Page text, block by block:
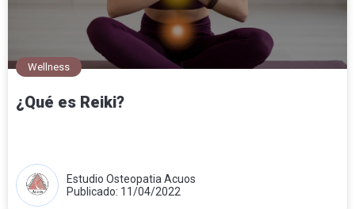
Wellness
¿Qué es Reiki?
Estudio Osteopatia Acuos
Publicado: 11/04/2022